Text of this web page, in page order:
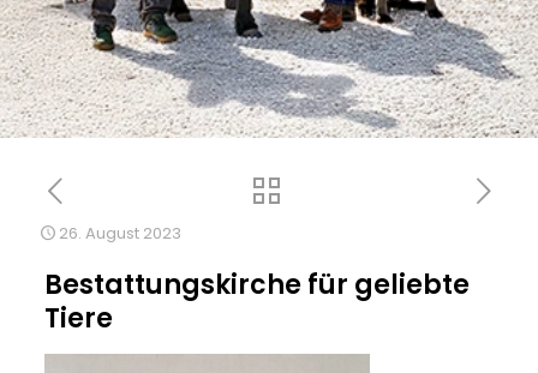
26. August 2023
Bestattungskirche für geliebte
Tiere